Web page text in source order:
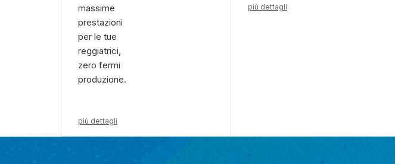
massime
prestazioni
per le tue
reggiatrici,
zero fermi
produzione.
più dettagli
più dettagli